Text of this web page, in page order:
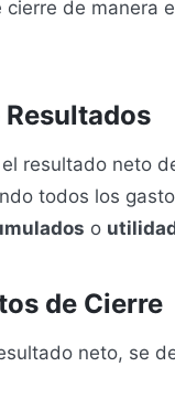
de manera
resultado neto
todos los
o
de Cierre
neto, se